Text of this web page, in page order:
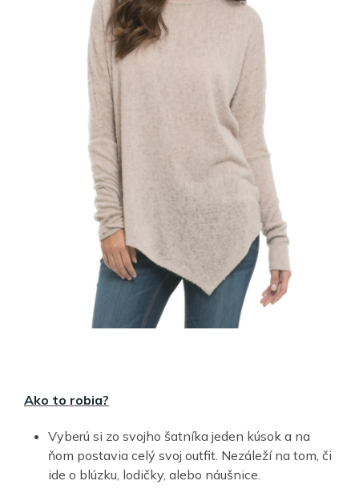
Ako to robia?
Vyberú si zo svojho šatníka jeden kúsok a na
ňom postavia celý svoj outfit. Nezáleží na tom, či
ide o blúzku, lodičky, alebo náušnice.